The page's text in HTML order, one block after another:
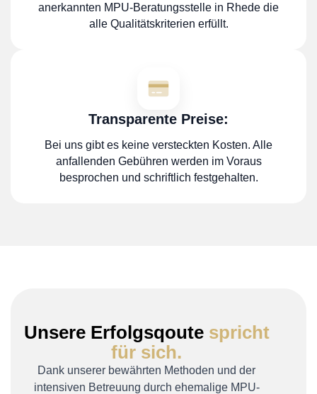
anerkannten MPU-Beratungsstelle in Rhede die
alle Qualitätskriterien erfüllt.
Transparente Preise:
Bei uns gibt es keine versteckten Kosten. Alle
anfallenden Gebühren werden im Voraus
besprochen und schriftlich festgehalten.
Unsere Erfolgsqoutespricht
für sich.
Dank unserer bewährten Methoden und der
intensiven Betreuung durch ehemalige MPU-